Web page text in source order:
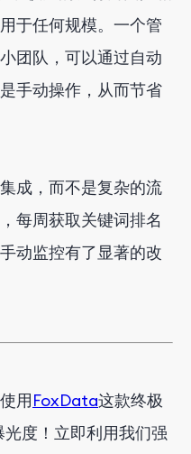
于任何规模。一个管
团队，可以通过自动
手动操作，从而节省
成，而不是复杂的流
每周获取关键词排名
动监控有了显著的改
用FoxData这款终极
度！立即利用我们强